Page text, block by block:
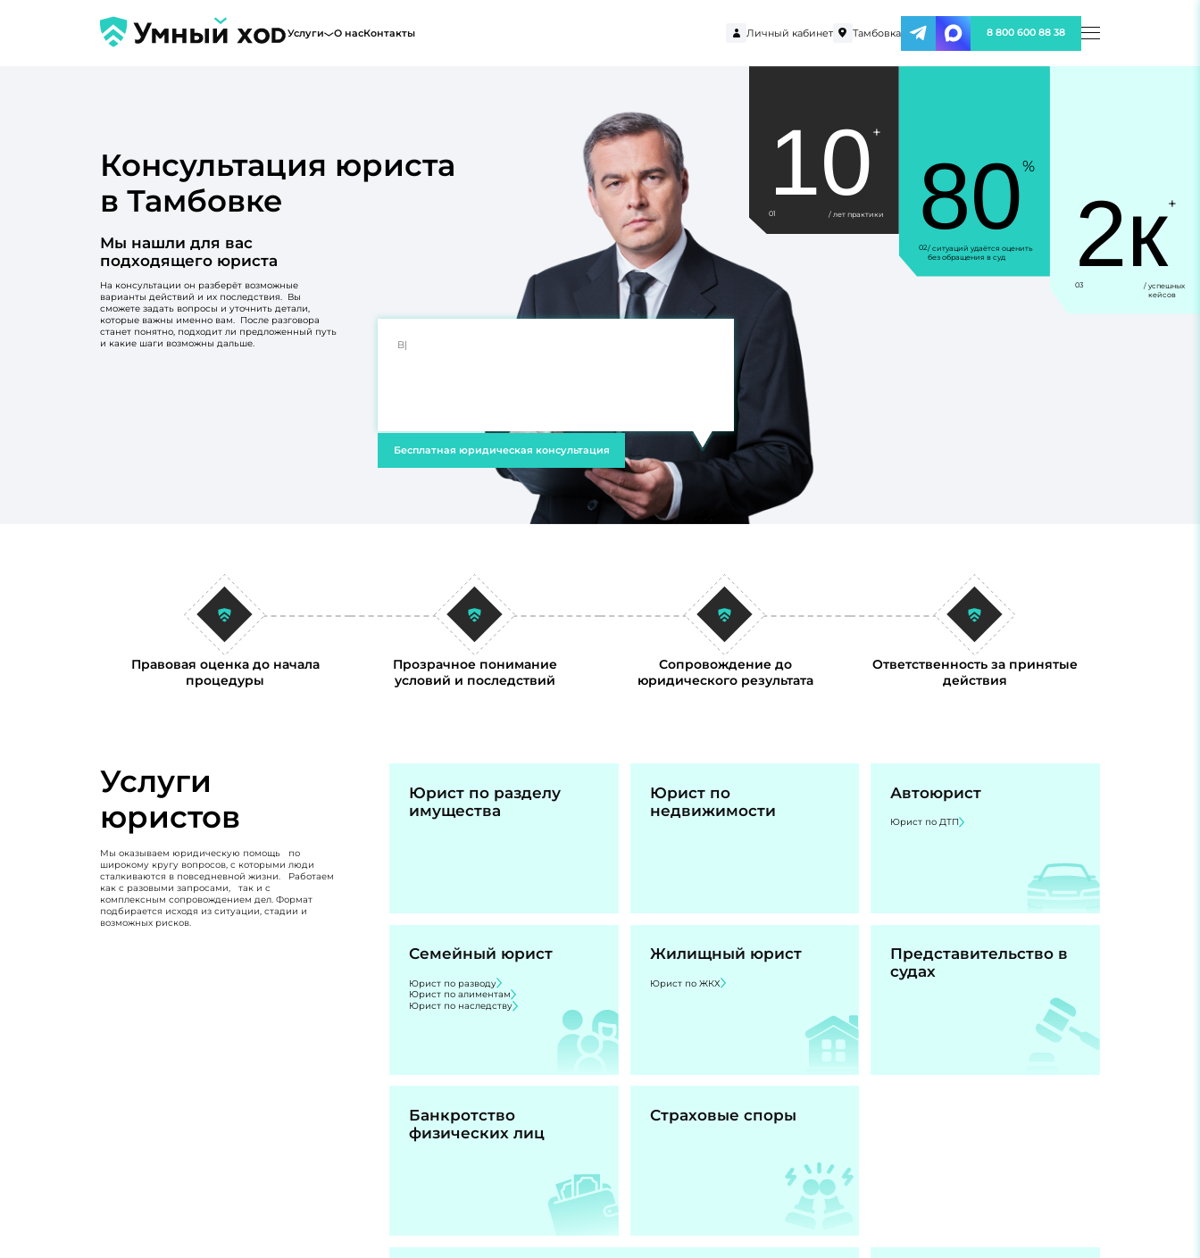
Услуги О насКонтакты Личный кабинет Тамбовка 8 800 600 88 38
Консультация юриста
в Тамбовке
Мы нашли для вас
подходящего юриста
На консультации он разберёт возможные
варианты действий и их последствия. Вы
сможете задать вопросы и уточнить детали,
которые важны именно вам. После разговора
станет понятно, подходит ли предложенный путь
и какие шаги возможны дальше.
Бесплатная юридическая консультация
10 +
01 / лет практики 80%
02/ ситуаций удаётся оценить
без обращения в суд
2к+
03
/ успешных
кейсов
Правовая оценка до начала
процедуры
Прозрачное понимание
условий и последствий
Сопровождение до
юридического результата
Ответственность за принятые
действия
Услуги
юристов
Мы оказываем юридическую помощь по
широкому кругу вопросов, с которыми люди
сталкиваются в повседневной жизни. Работаем
как с разовыми запросами, так и с
комплексным сопровождением дел. Формат
подбирается исходя из ситуации, стадии и
возможных рисков.
Юрист по разделу
имущества
Юрист по
недвижимости
Автоюрист
Юрист по ДТП
Семейный юрист
Юрист по разводу
Юрист по алиментам
Юрист по наследству
Жилищный юрист
Юрист по ЖКХ
Представительство в
судах
Банкротство
физических лиц
Страховые споры